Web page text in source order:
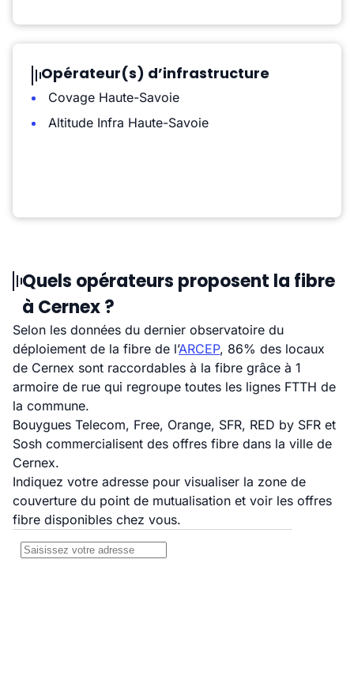
Opérateur(s) d’infrastructure
Covage Haute-Savoie
Altitude Infra Haute-Savoie
Quels opérateurs proposent la fibre
à Cernex ?
Selon les données du dernier observatoire du
déploiement de la fibre de l’ARCEP, 86% des locaux
de Cernex sont raccordables à la fibre grâce à 1
armoire de rue qui regroupe toutes les lignes FTTH de
la commune.
Bouygues Telecom, Free, Orange, SFR, RED by SFR et
Sosh commercialisent des offres fibre dans la ville de
Cernex.
Indiquez votre adresse pour visualiser la zone de
couverture du point de mutualisation et voir les offres
fibre disponibles chez vous.